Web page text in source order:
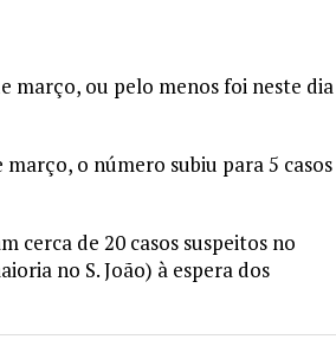
março, ou pelo menos foi neste dia
o número subiu para 5 casos
cerca de 20 casos suspeitos no
no S. João) à espera dos